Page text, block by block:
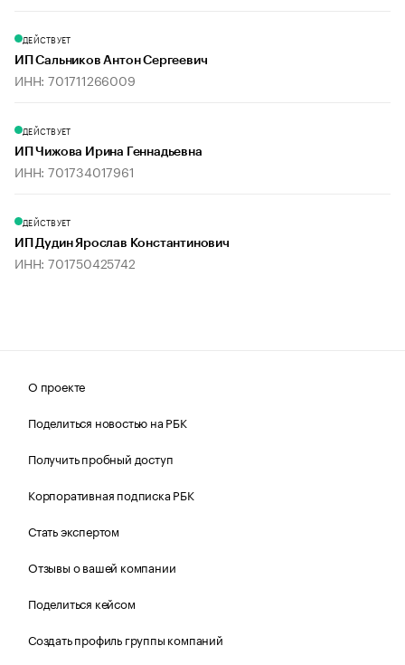
ДЕЙСТВУЕТ
ИП Сальников Антон Сергеевич
ИНН: 701711266009
ДЕЙСТВУЕТ
ИП Чижова Ирина Геннадьевна
ИНН: 701734017961
ДЕЙСТВУЕТ
ИП Дудин Ярослав Константинович
ИНН: 701750425742
О проекте
Поделиться новостью на РБК
Получить пробный доступ
Корпоративная подписка РБК
Стать экспертом
Отзывы о вашей компании
Поделиться кейсом
Создать профиль группы компаний